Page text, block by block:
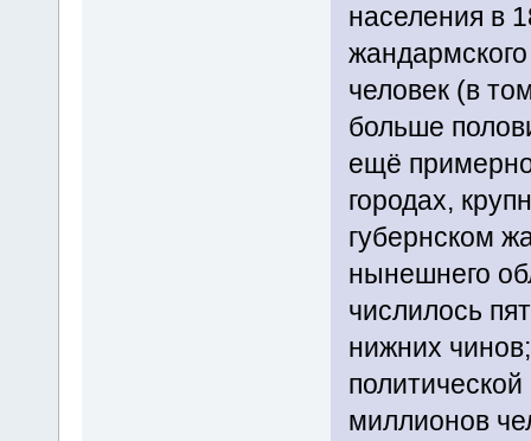
населения в
человек (в
больше
ещё
городах,
губернском
нынешнего
числилось
нижних
миллионов